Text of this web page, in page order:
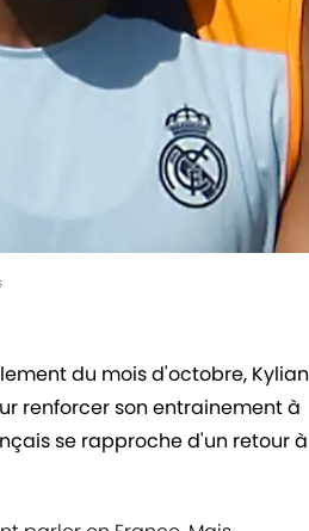
du mois d'octobre, Kylian
renforcer son entrainement à
se rapproche d'un retour à